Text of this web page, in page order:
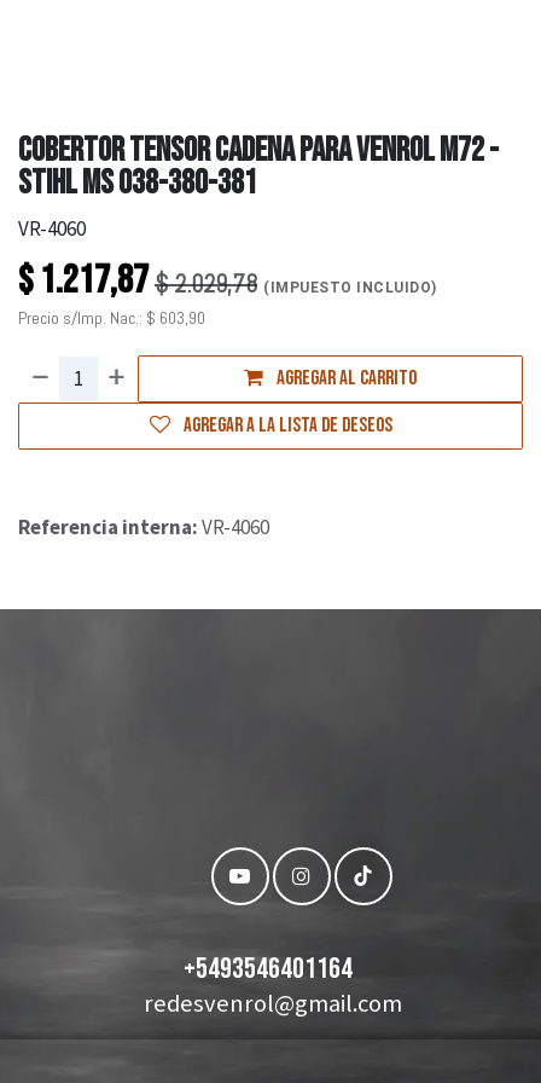
COBERTOR TENSOR CADENA PARA VENROL M72 -
STIHL MS 038-380-381
VR-4060
$1.217,87$2.029,78 (IMPUESTO INCLUIDO)
Precio s/Imp. Nac.: $ 603,90
Agregar al carrito
Agregar a la lista de deseos
Referencia interna:VR-4060
+5493546401164
redesvenrol@gmail.com